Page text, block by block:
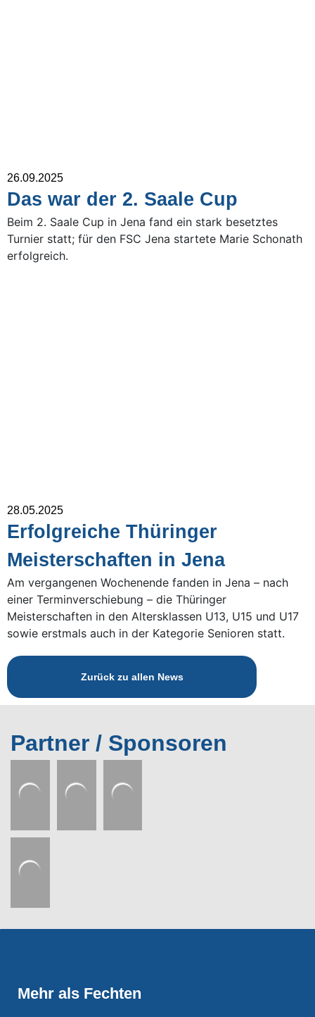
26.09.2025
Das war der 2. Saale Cup
Beim 2. Saale Cup in Jena fand ein stark besetztes
Turnier statt; für den FSC Jena startete Marie Schonath
erfolgreich.
28.05.2025
Erfolgreiche Thüringer
Meisterschaften in Jena
Am vergangenen Wochenende fanden in Jena – nach
einer Terminverschiebung – die Thüringer
Meisterschaften in den Altersklassen U13, U15 und U17
sowie erstmals auch in der Kategorie Senioren statt.
Zurück zu allen News
Partner / Sponsoren
Mehr als Fechten